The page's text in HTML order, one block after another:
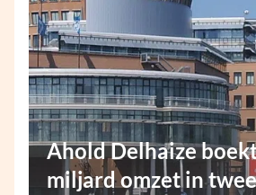
Ahold Delhaize
miljard omzet in